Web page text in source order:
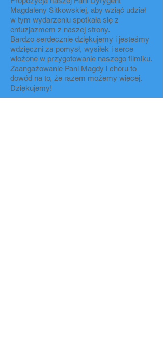
Magdaleny Sitkowskiej, aby wziąć udział
w tym wydarzeniu spotkała się z
entuzjazmem z naszej strony.
Bardzo serdecznie dziękujemy i jesteśmy
wdzięczni za pomysł, wysiłek i serce
włożone w przygotowanie naszego filmiku.
Zaangażowanie Pani Magdy i chóru to
dowód na to, że razem możemy więcej.
Dziękujemy!